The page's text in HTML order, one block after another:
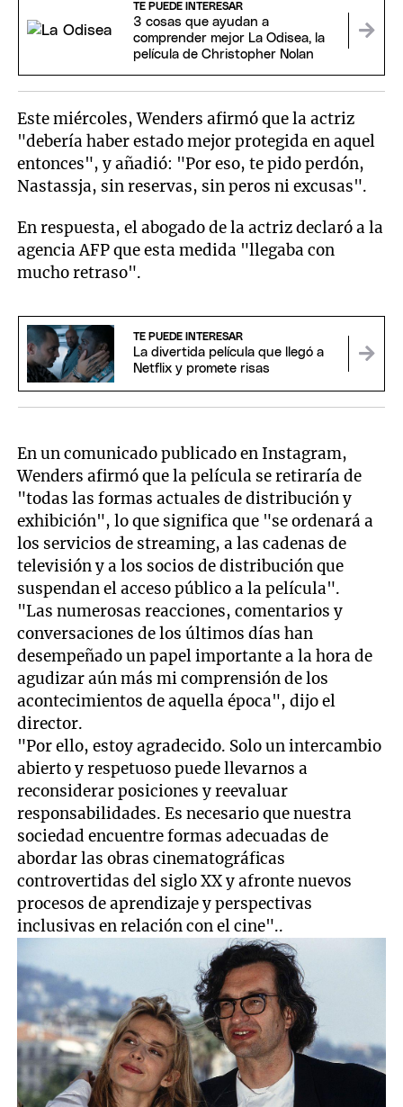
TE PUEDE INTERESAR
3 cosas que ayudan a
comprender mejor La Odisea, la
película de Christopher Nolan
Este miércoles, Wenders afirmó que la actriz
"debería haber estado mejor protegida en aquel
entonces", y añadió: "Por eso, te pido perdón,
Nastassja, sin reservas, sin peros ni excusas".
En respuesta, el abogado de la actriz declaró a la
agencia AFP que esta medida "llegaba con
mucho retraso".
TE PUEDE INTERESAR
La divertida película que llegó a
Netflix y promete risas
En un comunicado publicado en Instagram,
Wenders afirmó que la película se retiraría de
"todas las formas actuales de distribución y
exhibición", lo que significa que "se ordenará a
los servicios de streaming, a las cadenas de
televisión y a los socios de distribución que
suspendan el acceso público a la película".
"Las numerosas reacciones, comentarios y
conversaciones de los últimos días han
desempeñado un papel importante a la hora de
agudizar aún más mi comprensión de los
acontecimientos de aquella época", dijo el
director.
"Por ello, estoy agradecido. Solo un intercambio
abierto y respetuoso puede llevarnos a
reconsiderar posiciones y reevaluar
responsabilidades. Es necesario que nuestra
sociedad encuentre formas adecuadas de
abordar las obras cinematográficas
controvertidas del siglo XX y afronte nuevos
procesos de aprendizaje y perspectivas
inclusivas en relación con el cine"..